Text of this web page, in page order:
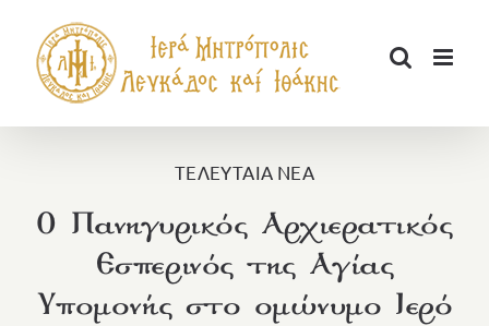
περιεχόμενο
ΤΕΛΕΥΤΑΙΑ ΝΕΑ
Ο Πανηγυρικός Αρχιερατικός
Εσπερινός της Αγίας
Υπομονής στο ομώνυμο Ιερό